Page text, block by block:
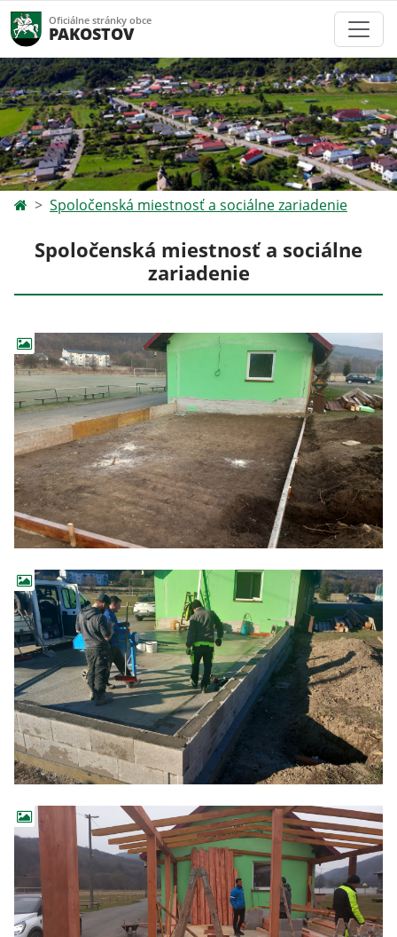
Oficiálne stránky obce
PAKOSTOV
Spoločenská miestnosť a sociálne zariadenie
Spoločenská miestnosť a sociálne
zariadenie